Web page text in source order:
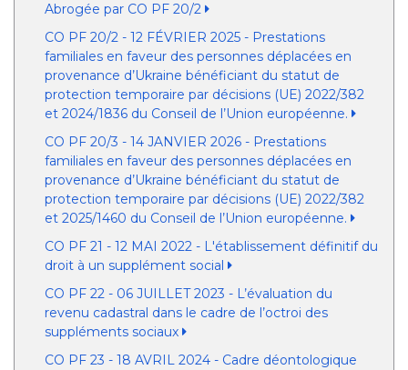
Abrogée par CO PF 20/2
CO PF 20/2 - 12 FÉVRIER 2025 - Prestations
familiales en faveur des personnes déplacées en
provenance d’Ukraine bénéficiant du statut de
protection temporaire par décisions (UE) 2022/382
et 2024/1836 du Conseil de l’Union européenne.
CO PF 20/3 - 14 JANVIER 2026 - Prestations
familiales en faveur des personnes déplacées en
provenance d’Ukraine bénéficiant du statut de
protection temporaire par décisions (UE) 2022/382
et 2025/1460 du Conseil de l’Union européenne.
CO PF 21 - 12 MAI 2022 - L'établissement définitif du
droit à un supplément social
CO PF 22 - 06 JUILLET 2023 - L’évaluation du
revenu cadastral dans le cadre de l’octroi des
suppléments sociaux
CO PF 23 - 18 AVRIL 2024 - Cadre déontologique